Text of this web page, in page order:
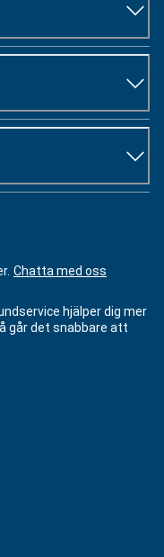
Chatta med oss
hjälper dig mer
går det snabbare att